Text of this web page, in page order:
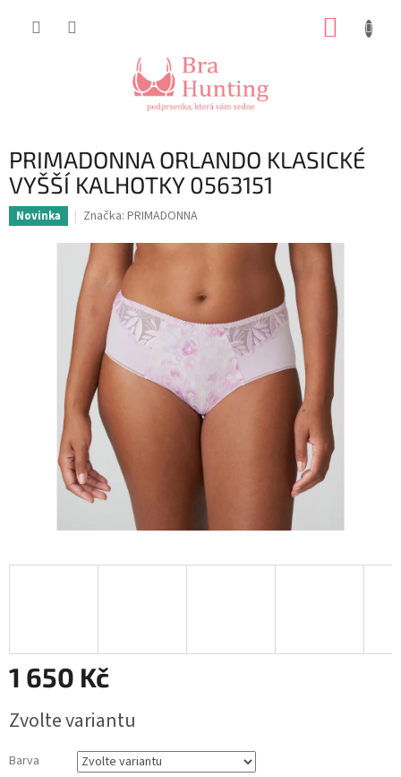
PRIMADONNA ORLANDO KLASICKÉ
VYŠŠÍ KALHOTKY 0563151
Novinka Značka: PRIMADONNA
1 650 Kč
cena:
Zvolte variantu
Barva